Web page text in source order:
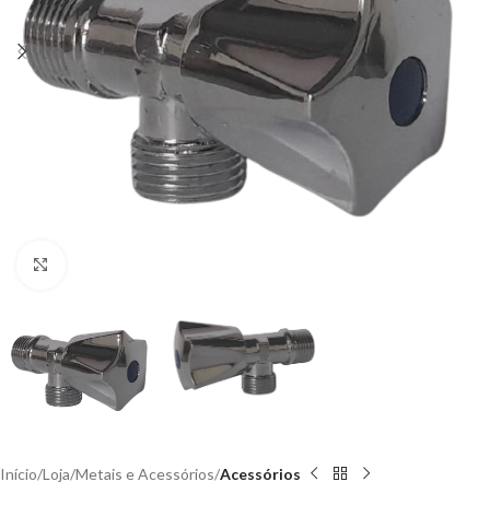
Início Loja Metais e Acessórios Acessórios